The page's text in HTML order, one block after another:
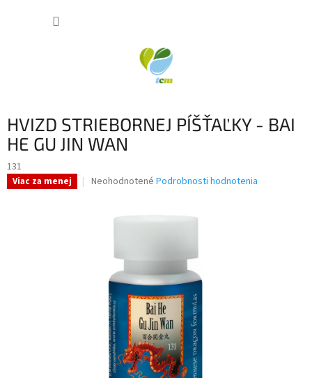
HVIZD STRIEBORNEJ PÍŠŤAĽKY - BAI
HE GU JIN WAN
131
Viac za menej
Priemerné
hviezdičiek.
Neohodnotené Podrobnosti hodnotenia